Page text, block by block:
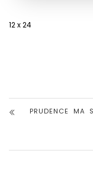
12 x 24
PRUDENCE MA